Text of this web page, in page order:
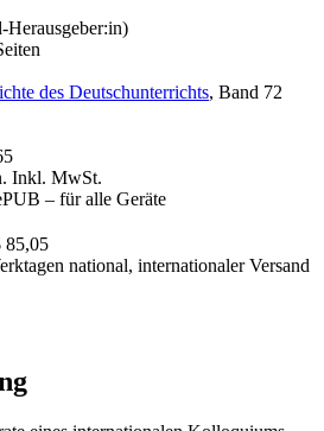
Herausgeber:in)
des Deutschunterrichts, Band 72
Inkl. MwSt.
– für alle Geräte
85,05
national, internationaler Versand